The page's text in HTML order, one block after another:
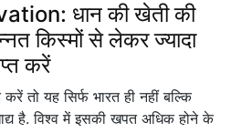
धान की खेती की
किस्मों से लेकर ज्यादा
करें
तो यह सिर्फ भारत ही नहीं बल्कि
है. विश्व में इसकी खपत अधिक होने के